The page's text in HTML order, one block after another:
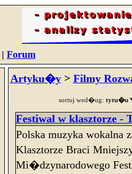
| Forum
Artyku�y> Filmy
sortuj wed�ug: tytu�u
Festiwal w klasztorze -
Polska muzyka
Klasztorze Braci
Mi�dzynarodowego